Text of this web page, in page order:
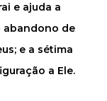
e ajuda a
abandono de
e a sétima
a Ele.